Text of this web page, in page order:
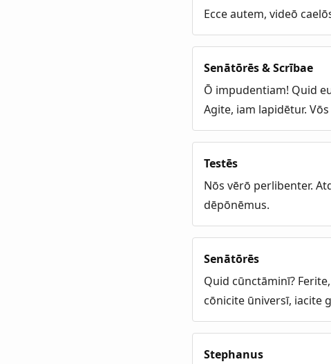
Ecce autem, videō
Senātōrēs & Scrībae
Ō impudentiam! Quid
Agite, iam lapidētur.
Testēs
Nōs vērō perlibenter.
dēpōnēmus.
Senātōrēs
Quid cūnctāminī?
cōnicite ūniversī, iacite
Stephanus